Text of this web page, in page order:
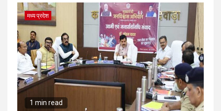
मध्य प्रदेश
1 min read